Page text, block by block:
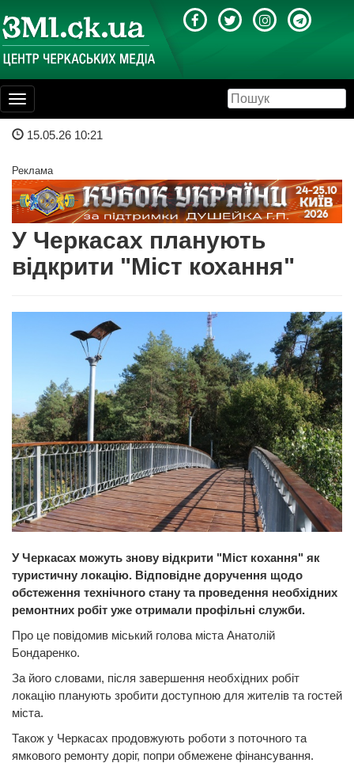
Toggle
navigation
15.05.26 10:21
Реклама
У Черкасах планують
відкрити "Міст кохання"
У Черкасах можуть знову відкрити "Міст кохання" як
туристичну локацію. Відповідне доручення щодо
обстеження технічного стану та проведення необхідних
ремонтних робіт уже отримали профільні служби.
Про це повідомив міський голова міста Анатолій
Бондаренко.
За його словами, після завершення необхідних робіт
локацію планують зробити доступною для жителів та гостей
міста.
Також у Черкасах продовжують роботи з поточного та
ямкового ремонту доріг, попри обмежене фінансування.